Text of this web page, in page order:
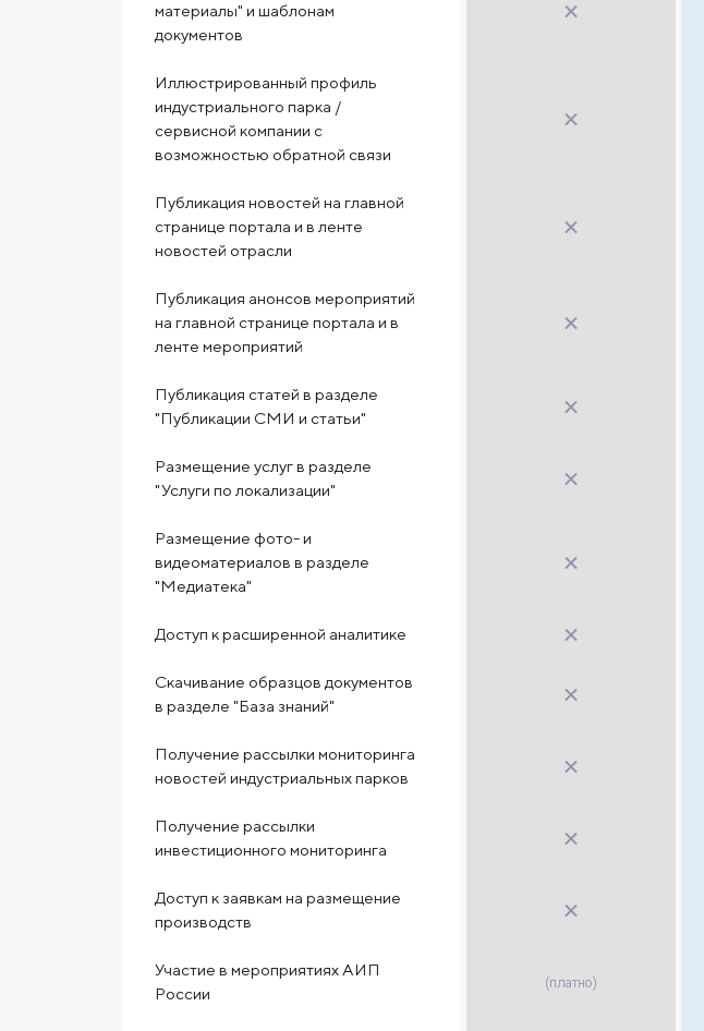
материалы" и шаблонам
документов
Иллюстрированный профиль
индустриального парка /
сервисной компании с
возможностью обратной связи
Публикация новостей на главной
странице портала и в ленте
новостей отрасли
Публикация анонсов мероприятий
на главной странице портала и в
ленте мероприятий
Публикация статей в разделе
"Публикации СМИ и статьи"
Размещение услуг в разделе
"Услуги по локализации"
Размещение фото- и
видеоматериалов в разделе
"Медиатека"
Доступ к расширенной аналитике
Скачивание образцов документов
в разделе "База знаний"
Получение рассылки мониторинга
новостей индустриальных парков
Получение рассылки
инвестиционного мониторинга
Доступ к заявкам на размещение
производств
Участие в мероприятиях АИП
России
(платно)